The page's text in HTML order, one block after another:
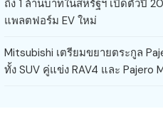
ถึง 1 ล้านบาทในสหรัฐฯ เปิดตัวปี
แพลตฟอร์ม EV ใหม่
Mitsubishi เตรียมขยายตระกูล
ทั้ง SUV คู่แข่ง RAV4 และ Pajero